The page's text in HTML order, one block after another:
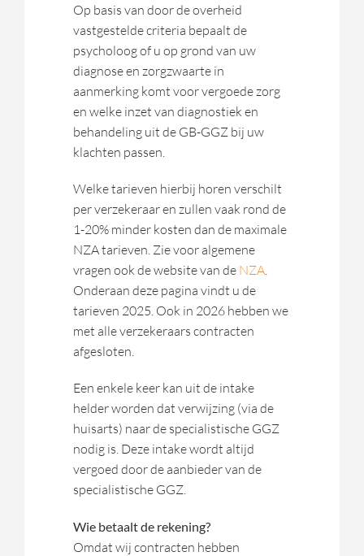
Op basis van door de overheid
vastgestelde criteria bepaalt de
psycholoog of u op grond van uw
diagnose en zorgzwaarte in
aanmerking komt voor vergoede zorg
en welke inzet van diagnostiek en
behandeling uit de GB-GGZ bij uw
klachten passen.
Welke tarieven hierbij horen verschilt
per verzekeraar en zullen vaak rond de
1-20% minder kosten dan de maximale
NZA tarieven. Zie voor algemene
vragen ook de website van de NZA
Onderaan deze pagina vindt u de
tarieven 2025. Ook in 2026 hebben we
met alle verzekeraars contracten
afgesloten.
Een enkele keer kan uit de intake
helder worden dat verwijzing (via de
huisarts) naar de specialistische GGZ
nodig is. Deze intake wordt altijd
vergoed door de aanbieder van de
specialistische GGZ.
Wie betaalt de rekening?
Omdat wij contracten hebben